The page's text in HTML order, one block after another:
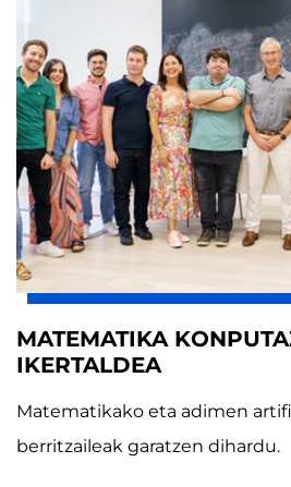
MATEMATIKA
IKERTALDEA
Matematikako eta adimen
berritzaileak garatzen dihardu.